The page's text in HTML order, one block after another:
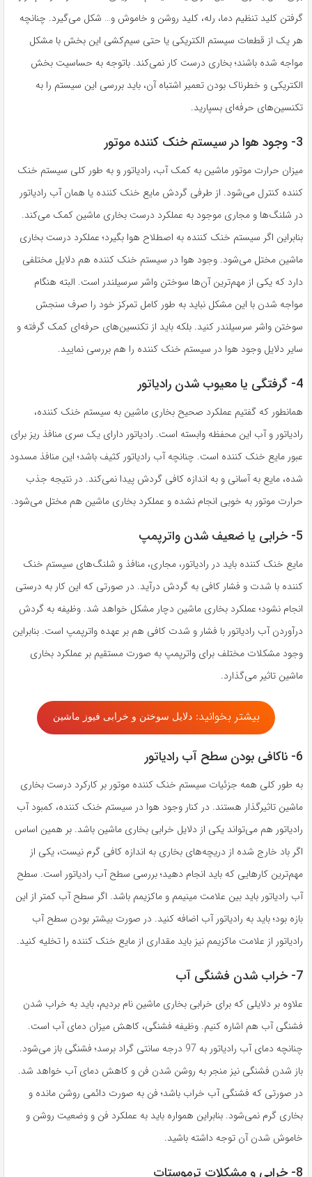
گرفتن کلید تنظیم دما، رله، کلید روشن و خاموش و… شکل می‌گیرد. چنانچه
هر یک از قطعات سیستم الکتریکی یا حتی سیم‌کشی این بخش با مشکل
مواجه شده باشند؛ بخاری درست کار نمی‌کند. باتوجه به حساسیت بخش
الکتریکی و خطرناک بودن تعمیر اشتباه آن، باید بررسی این سیستم را به
تکنسین‌های حرفه‌ای بسپارید.
3- وجود هوا در سیستم خنک کننده موتور
میزان حرارت موتور ماشین به کمک آب، رادیاتور و به طور کلی سیستم خنک
کننده کنترل می‌شود. از طرفی گردش مایع خنک کننده یا همان آب رادیاتور
در شلنگ‌ها و مجاری موجود به عملکرد درست بخاری ماشین کمک می‌کند.
بنابراین اگر سیستم خنک کننده به اصطلاح هوا بگیرد؛ عملکرد درست بخاری
ماشین مختل می‌شود. وجود هوا در سیستم خنک کننده هم دلایل مختلفی
دارد که یکی از مهم‌ترین آن‌ها سوختن واشر سرسیلندر است. البته هنگام
مواجه شدن با این مشکل نباید به طور کامل تمرکز خود را صرف سنجش
سوختن واشر سرسیلندر کنید. بلکه باید از تکنسین‌های حرفه‌ای کمک گرفته و
سایر دلایل وجود هوا در سیستم خنک کننده را هم بررسی نمایید.
4- گرفتگی یا معیوب شدن رادیاتور
همانطور که گفتیم عملکرد صحیح بخاری ماشین به سیستم خنک کننده،
رادیاتور و آب این محفظه وابسته است. رادیاتور دارای یک سری منافذ ریز برای
عبور مایع خنک کننده است. چنانچه آب رادیاتور کثیف باشد؛ این منافذ مسدود
شده، مایع به آسانی و به اندازه کافی گردش پیدا نمی‌کند. در نتیجه جذب
حرارت موتور به خوبی انجام نشده و عملکرد بخاری ماشین هم مختل می‌شود.
5- خرابی یا ضعیف شدن واترپمپ
مایع خنک کننده باید در رادیاتور، مجاری، منافذ و شلنگ‌های سیستم خنک
کننده با شدت و فشار کافی به گردش درآید. در صورتی که این کار به درستی
انجام نشود؛ عملکرد بخاری ماشین دچار مشکل خواهد شد. وظیفه به گردش
درآوردن آب رادیاتور با فشار و شدت کافی هم بر عهده واترپمپ است. بنابراین
وجود مشکلات مختلف برای واترپمپ به صورت مستقیم بر عملکرد بخاری
ماشین تاثیر می‌گذارد.
بیشتر بخوانید:دلایل سوختن و خرابی فیوز ماشین
6- ناکافی بودن سطح آب رادیاتور
به طور کلی همه جزئیات سیستم خنک کننده موتور بر کارکرد درست بخاری
ماشین تاثیرگذار هستند. در کنار وجود هوا در سیستم خنک کننده، کمبود آب
رادیاتور هم می‌تواند یکی از دلایل خرابی بخاری ماشین باشد. بر همین اساس
اگر باد خارج شده از دریچه‌های بخاری به اندازه کافی گرم نیست، یکی از
مهم‌ترین کارهایی که باید انجام دهید؛ بررسی سطح آب رادیاتور است. سطح
آب رادیاتور باید بین علامت مینیمم و ماکزیمم باشد. اگر سطح آب کمتر از این
بازه بود؛ باید به رادیاتور آب اضافه کنید. در صورت بیشتر بودن سطح آب
رادیاتور از علامت ماکزیمم نیز باید مقداری از مایع خنک کننده را تخلیه کنید.
7- خراب شدن فشنگی آب
علاوه بر دلایلی که برای خرابی بخاری ماشین نام بردیم، باید به خراب شدن
فشنگی آب هم اشاره کنیم. وظیفه فشنگی، کاهش میزان دمای آب است.
چنانچه دمای آب رادیاتور به 97 درجه سانتی گراد برسد؛ فشنگی باز می‌شود.
باز شدن فشنگی نیز منجر به روشن شدن فن و کاهش دمای آب خواهد شد.
در صورتی که فشنگی آب خراب باشد؛ فن به صورت دائمی روشن مانده و
بخاری گرم نمی‌شود. بنابراین همواره باید به عملکرد فن و وضعیت روشن و
خاموش شدن آن توجه داشته باشید.
8- خرابی و مشکلات ترموستات